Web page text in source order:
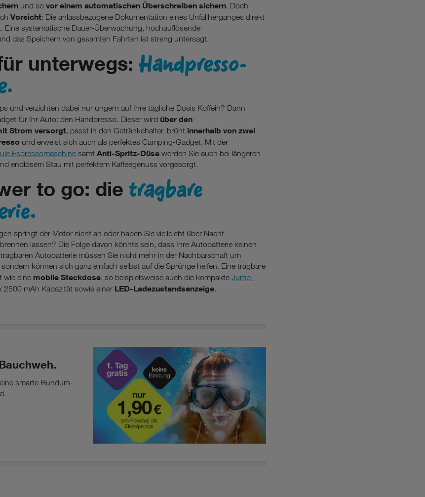
und so vor einem automatischen Überschreiben sichern. Doch
Vorsicht: Die anlassbezogene Dokumentation eines Unfallherganges direkt
Eine systematische Dauer-Überwachung, hochauflösende
das Speichern von gesamten Fahrten ist streng untersagt.
unterwegs: Handpresso-
und verzichten dabei nur ungern auf Ihre tägliche Dosis Koffein? Dann
für Ihr Auto: den Handpresso. Dieser wird über den
Strom versorgt, passt in den Getränkehalter, brüht innerhalb von zwei
und erweist sich auch als perfektes Camping-Gadget. Mit der
Espressomaschine samt Anti-Spritz-Düse werden Sie auch bei längeren
endlosem Stau mit perfektem Kaffeegenuss vorgesorgt.
to go: die tragbare
springt der Motor nicht an oder haben Sie vielleicht über Nacht
lassen? Die Folge davon könnte sein, dass Ihre Autobatterie keinen
Autobatterie müssen Sie nicht mehr in der Nachbarschaft um
können sich ganz einfach selbst auf die Sprünge helfen. Eine tragbare
wie eine mobile Steckdose, so beispielsweise auch die kompakte Jump-
2500 mAh Kapazität sowie einer LED-Ladezustandsanzeige.
smarte Rundum-